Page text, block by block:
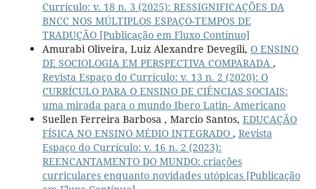
Currículo: v. 18 n. 3 (2025): RESSIGNIFICAÇÕES DA
BNCC NOS MÚLTIPLOS ESPAÇO-TEMPOS DE
TRADUÇÃO [Publicação em Fluxo Contínuo]
Amurabi Oliveira, Luiz Alexandre Devegili, O ENSINO
DE SOCIOLOGIA EM PERSPECTIVA COMPARADA ,
Revista Espaço do Currículo: v. 13 n. 2 (2020): O
CURRÍCULO PARA O ENSINO DE CIÊNCIAS SOCIAIS:
uma mirada para o mundo Ibero Latin- Americano
Suellen Ferreira Barbosa , Marcio Santos, EDUCAÇÃO
FÍSICA NO ENSINO MÉDIO INTEGRADO , Revista
Espaço do Currículo: v. 16 n. 2 (2023):
REENCANTAMENTO DO MUNDO: criações
curriculares enquanto novidades utópicas [Publicação